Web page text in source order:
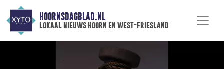
HOORNSDAGBLAD.NL
lokaal nieuws hoorn en west-friesland